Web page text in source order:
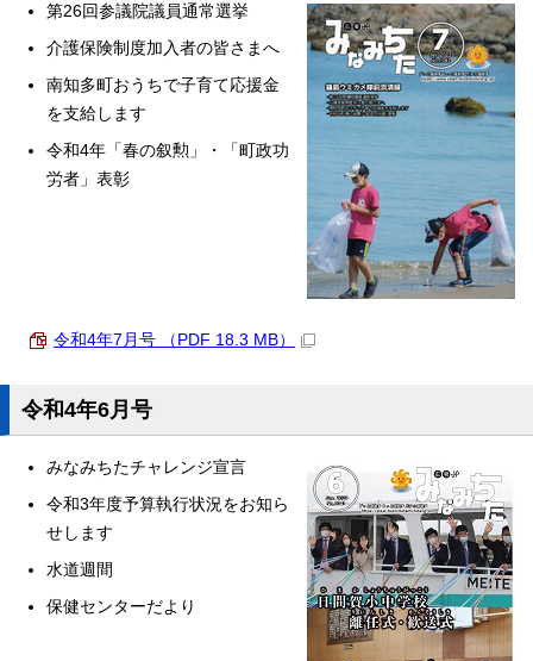
第26回参議院議員通常選挙
介護保険制度加入者の皆さまへ
南知多町おうちで子育て応援金
を支給します
令和4年「春の叙勲」・「町政功
労者」表彰
令和4年7月号 （PDF 18.3 MB）
令和4年6月号
みなみちたチャレンジ宣言
令和3年度予算執行状況をお知ら
せします
水道週間
保健センターだより